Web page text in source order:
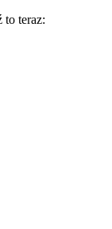
to teraz: